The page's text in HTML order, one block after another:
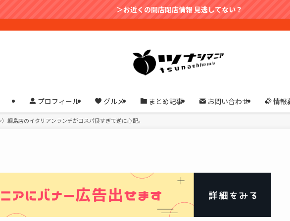
＞お近くの開店閉店情報 見逃してない？
プロフィール グルメ まとめ記事 お問い合わせ 情報
）綱島店のイタリアンランチがコスパ良すぎて逆に心配。